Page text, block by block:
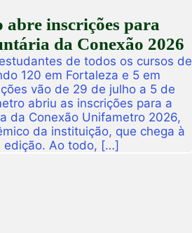
inscrições para
da Conexão 2026
de todos os cursos de
120 em Fortaleza e 5 em
vão de 29 de julho a 5 de
abriu as inscrições para a
da Conexão Unifametro 2026,
da instituição, que chega à
edição. Ao todo, […]